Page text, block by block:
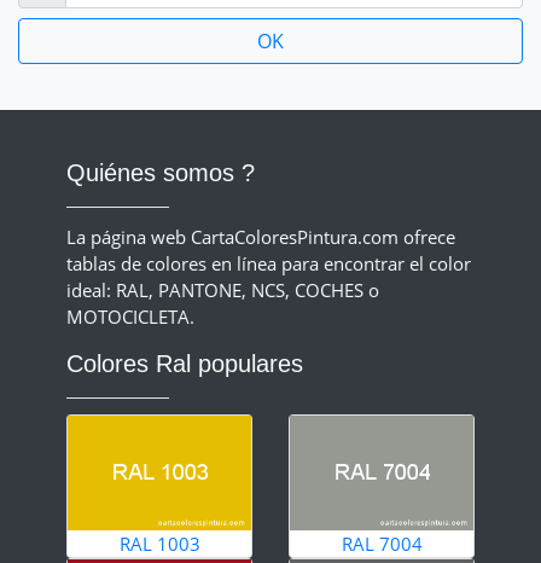
Quiénes somos ?
La página web CartaColoresPintura.com ofrece
tablas de colores en línea para encontrar el color
ideal: RAL, PANTONE, NCS, COCHES o
MOTOCICLETA.
Colores Ral populares
RAL 1003 RAL 7004